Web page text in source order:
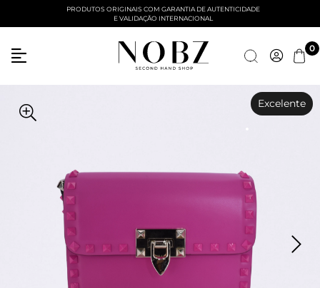
PRODUTOS ORIGINAIS COM GARANTIA DE AUTENTICIDADE
E VALIDAÇÃO INTERNACIONAL
0
Excelente